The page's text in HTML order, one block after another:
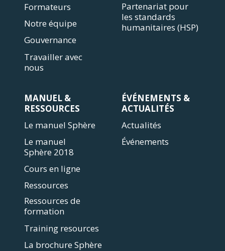
Formateurs
Notre équipe
Gouvernance
Travailler avec
nous
Partenariat pour
les standards
humanitaires (HSP)
MANUEL &
RESSOURCES
Le manuel Sphère
Le manuel
Sphère 2018
Cours en ligne
Ressources
Ressources de
formation
Training resources
La brochure Sphère
ÉVÉNEMENTS &
ACTUALITÉS
Actualités
Événements